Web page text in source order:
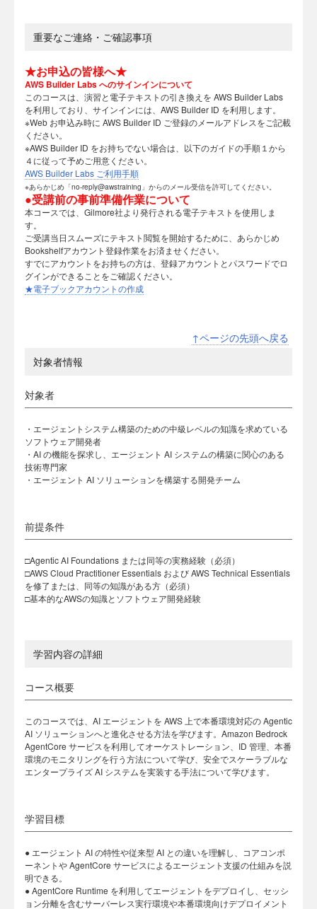
重要なご連絡・ご確認事項
★お申込の皆様へ★
AWS Builder Labs へのサインインについて
このコースは、演習と電子テキストの引き換えを AWS Builder Labs
を利用しており、サインインには、AWS Builder ID を利用します。
※Web お申込み時に AWS Builder ID ご登録のメールアドレスをご記載
ください。
※AWS Builder ID をお持ちでない場合は、以下のガイドの手順１から
４に従って予めご用意ください。
AWS Builder Labs ご利用手順
※あらかじめ「no-reply@awstraining」からのメール受信を許可してください。
●受講前の事前準備作業について
本コースでは、Gilmore社より発行される電子テキストを使用しま
す。
ご受講当日スムーズにテキスト閲覧を開始するために、あらかじめ
Bookshelfアカウント登録作業をお済ませください。
すでにアカウントをお持ちの方は、登録アカウントとパスワードでロ
グインができることをご確認ください。
★電子ブックアカウントの作成
↑ページの先頭へ戻る
対象者情報
対象者
・エージェントシステム構築のための中級レベルの知識を求めている
ソフトウェア開発者
・AI の機能を探求し、エージェント AI システムの構築に関心のある
技術専門家
・エージェント AI ソリューションを構築する開発チーム
前提条件
□Agentic AI Foundations または同等の実務経験（必須）
□AWS Cloud Practitioner Essentials および AWS Technical Essentials
を修了または、同等の知識がある方（必須）
□基本的なAWSの知識とソフトウェア開発経験
学習内容の詳細
コース概要
このコースでは、AI エージェントを AWS 上で本番環境対応の Agentic
AI ソリューションへと進化させる方法を学びます。Amazon Bedrock
AgentCore サービスを利用してオーケストレーション、ID 管理、本番
環境のモニタリングを行う方法について学び、安全でスケーラブルな
エンタープライズ AI システムを実装する手法について学びます。
学習目標
● エージェント AI の特性や従来型 AI との違いを理解し、コアコンポ
ーネントや AgentCore サービスによるエージェント支援の仕組みを説
明できる。
● AgentCore Runtime を利用してエージェントをデプロイし、セッシ
ョン分離を含むサーバーレス実行環境や本番環境向けデプロイメント